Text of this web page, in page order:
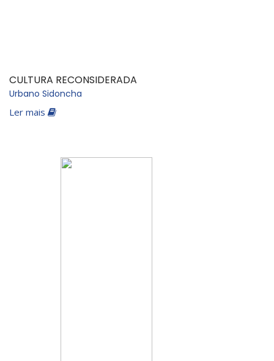
CULTURA RECONSIDERADA
Urbano Sidoncha
Ler mais